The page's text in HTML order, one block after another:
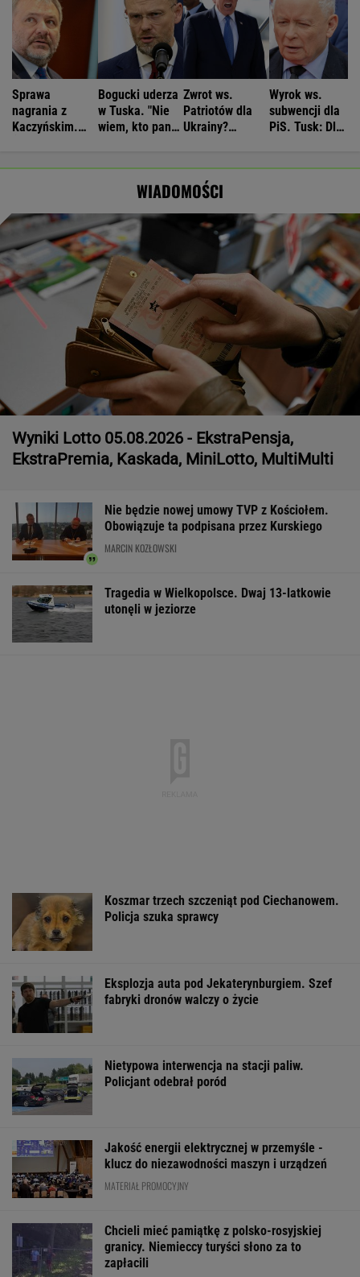
Sprawa
nagrania z
Kaczyńskim.
Bogucki uderza
w Tuska. "Nie
wiem, kto panu
Zwrot ws.
Patriotów dla
Ukrainy?
Wyrok ws.
subwencji dla
PiS. Tusk: Dla
WIADOMOŚCI
Wyniki Lotto 05.08.2026 - EkstraPensja,
EkstraPremia, Kaskada, MiniLotto, MultiMulti
Nie będzie nowej umowy TVP z Kościołem.
Obowiązuje ta podpisana przez Kurskiego
MARCIN KOZŁOWSKI
Tragedia w Wielkopolsce. Dwaj 13-latkowie
utonęli w jeziorze
Koszmar trzech szczeniąt pod Ciechanowem.
Policja szuka sprawcy
Eksplozja auta pod Jekaterynburgiem. Szef
fabryki dronów walczy o życie
Nietypowa interwencja na stacji paliw.
Policjant odebrał poród
Jakość energii elektrycznej w przemyśle -
klucz do niezawodności maszyn i urządzeń
MATERIAŁ PROMOCYJNY
Chcieli mieć pamiątkę z polsko-rosyjskiej
granicy. Niemieccy turyści słono za to
zapłacili